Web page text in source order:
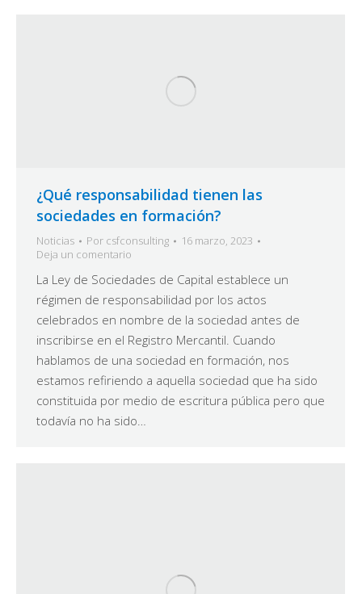
¿Qué responsabilidad tienen las
sociedades en formación?
Noticias Por csfconsulting
16 marzo, 2023
Deja un comentario
La Ley de Sociedades de Capital establece un
régimen de responsabilidad por los actos
celebrados en nombre de la sociedad antes de
inscribirse en el Registro Mercantil. Cuando
hablamos de una sociedad en formación, nos
estamos refiriendo a aquella sociedad que ha sido
constituida por medio de escritura pública pero que
todavía no ha sido…